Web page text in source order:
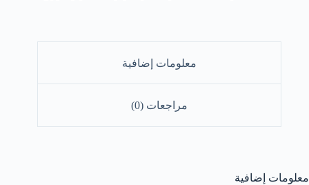
معلومات إضافية
مراجعات (0)
معلومات إضافية